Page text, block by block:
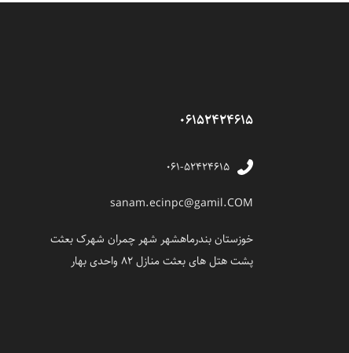
06152424615
۰۶۱-۵۲۴۲۴۶۱۵
sanam.ecinpc@gamil.COM
خوزستان بندرماهشهر شهر چمران شهرک بعثت
پشت هتل های بعثت منازل 82 واحدی بهار